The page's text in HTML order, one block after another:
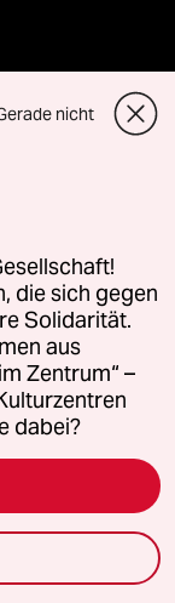
nicht
die sich gegen
Solidarität.
aus
Zentrum“ –
dabei?